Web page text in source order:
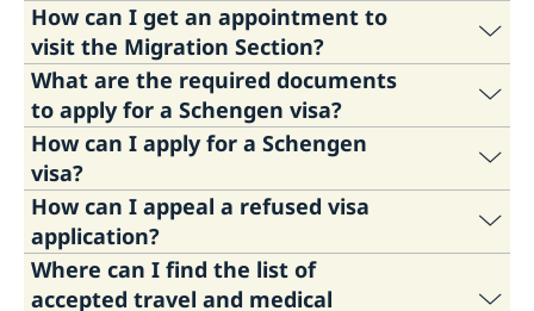
You can find the information regarding visa and
residence permits under the page"Going to
Sweden".
برای مشاهده اطلاعات در مورد ویزا و اقامت درسو‌‌ئد
را کلیک کنید.
How can I get an appointment to
visit the Migration Section?
To book an appointment to apply for a visa,
please visitHow to apply.
To watch a short film on how to book an
appointment to apply for a Schengen visa,
pleasewatch this video.
برای رزرو وقت جهت درخواست ویزا لطفااینجارا
What are the required documents
to apply for a Schengen visa?
To check the required documents for different
types of Schengen visas, please visit the page
required documents.
To watch a short film about the required
documents for family visit visa, please
How can I apply for a Schengen
visa?
To apply for a Schengen visa, you need to
register your visa application online and pay
and book an appointment at the same time. To
How can I appeal a refused visa
application?
You can appeal your refused visa application
Where can I find the list of
accepted travel and medical